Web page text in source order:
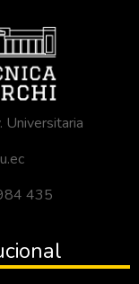
Universitaria
435